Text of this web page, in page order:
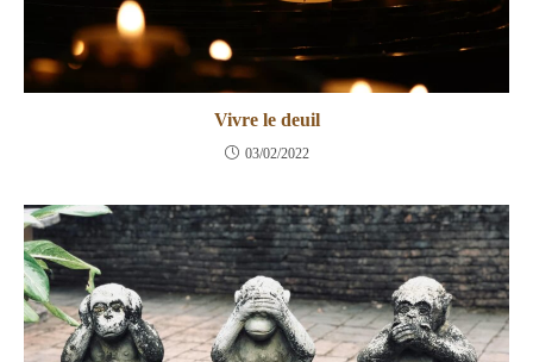
Vivre le deuil
03/02/2022